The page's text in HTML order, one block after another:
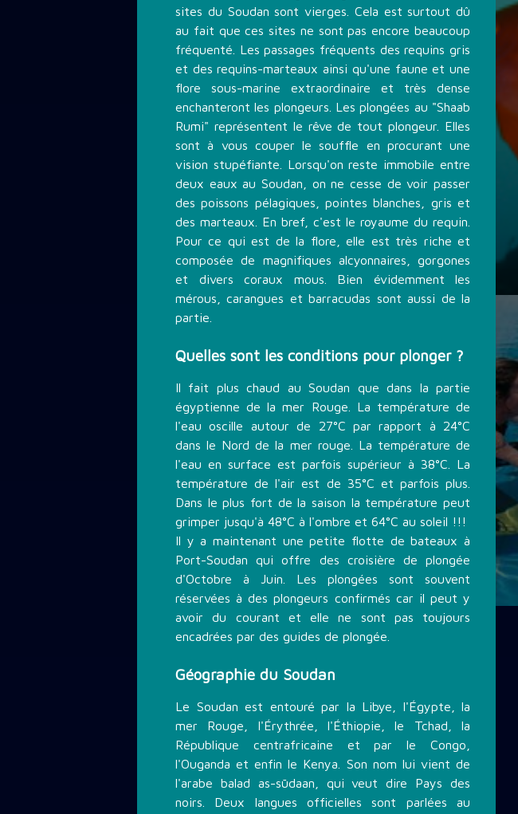
sites du Soudan sont vierges. Cela est surtout dû
au fait que ces sites ne sont pas encore beaucoup
fréquenté. Les passages fréquents des requins gris
et des requins-marteaux ainsi qu'une faune et une
flore sous-marine extraordinaire et très dense
enchanteront les plongeurs. Les plongées au "Shaab
Rumi" représentent le rêve de tout plongeur. Elles
sont à vous couper le souffle en procurant une
vision stupéfiante. Lorsqu'on reste immobile entre
deux eaux au Soudan, on ne cesse de voir passer
des poissons pélagiques, pointes blanches, gris et
des marteaux. En bref, c'est le royaume du requin.
Pour ce qui est de la flore, elle est très riche et
composée de magnifiques alcyonnaires, gorgones
et divers coraux mous. Bien évidemment les
mérous, carangues et barracudas sont aussi de la
partie.
Quelles sont les conditions pour plonger ?
Il fait plus chaud au Soudan que dans la partie
égyptienne de la mer Rouge. La température de
l'eau oscille autour de 27°C par rapport à 24°C
dans le Nord de la mer rouge. La température de
l'eau en surface est parfois supérieur à 38°C. La
température de l'air est de 35°C et parfois plus.
Dans le plus fort de la saison la température peut
grimper jusqu'à 48°C à l'ombre et 64°C au soleil !!!
Il y a maintenant une petite flotte de bateaux à
Port-Soudan qui offre des croisière de plongée
d'Octobre à Juin. Les plongées sont souvent
réservées à des plongeurs confirmés car il peut y
avoir du courant et elle ne sont pas toujours
encadrées par des guides de plongée.
Géographie du Soudan
Le Soudan est entouré par la Libye, l'Égypte, la
mer Rouge, l'Érythrée, l'Éthiopie, le Tchad, la
République centrafricaine et par le Congo,
l'Ouganda et enfin le Kenya. Son nom lui vient de
l'arabe balad as-sūdaan, qui veut dire Pays des
noirs. Deux langues officielles sont parlées au